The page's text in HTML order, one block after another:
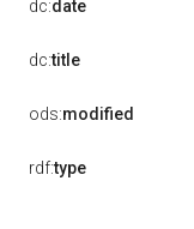
dc:date
dc:title
ods:modified
rdf:type